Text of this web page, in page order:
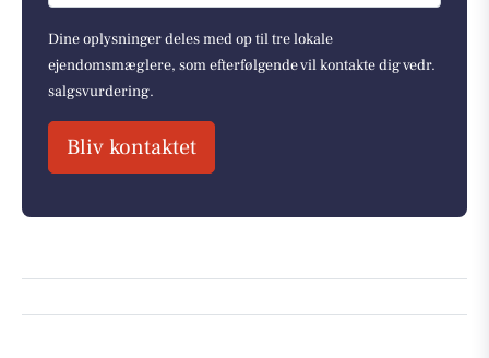
Dine oplysninger deles med op til tre lokale
ejendomsmæglere, som efterfølgende vil kontakte dig vedr.
salgsvurdering.
Bliv kontaktet